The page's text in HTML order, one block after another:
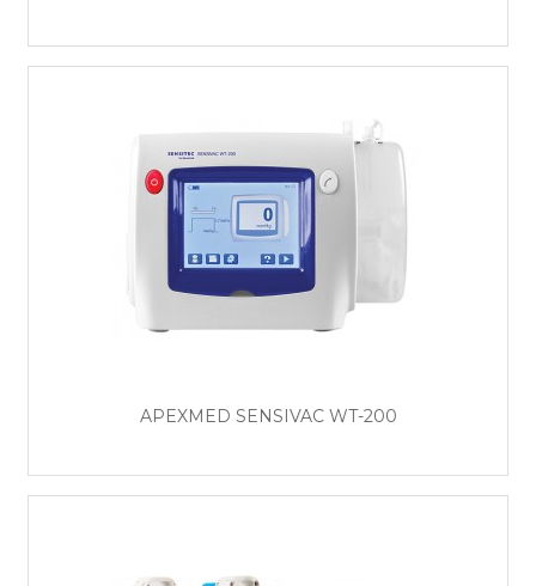
APEXMED SENSIVAC WT-200